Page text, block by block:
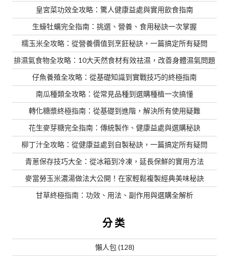
皇宮菜功效全攻略：驚人健康益處與實用飲食指南
生蠔牡蠣完全指南：挑選、營養、食用秘訣一次掌握
糯玉米全攻略：從營養價值到烹飪秘訣，一篇搞定所有疑問
排濕氣食物全攻略：10大天然食材有效祛濕，改善身體濕氣問題
仔魚養殖全攻略：從基礎知識到實戰技巧的終極指南
南瓜種類全攻略：從常見品種到選購種植一次搞懂
轉化糖漿終極指南：從基礎到進階，解決所有使用疑難
花生麥芽糖完全指南：傳統製作、健康益處與選購秘訣
柳丁汁全攻略：從健康益處到自製秘訣，一篇搞定所有疑問
青蔥保存技巧大全：從冰箱到冷凍，延長保鮮的實用方法
麥當勞玉米濃湯做法大公開！在家輕鬆複製經典美味秘訣
甘草終極指南：功效、用法、副作用與選購全解析
分类
懶人包 (128)